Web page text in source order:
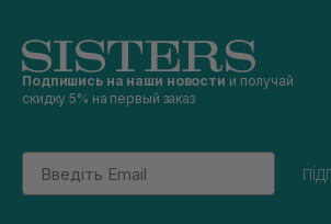
Подпишись на наши новости и получай
скидку 5% на первый заказ
Email